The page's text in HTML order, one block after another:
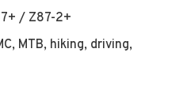
/ Z87-2+
MTB, hiking, driving,